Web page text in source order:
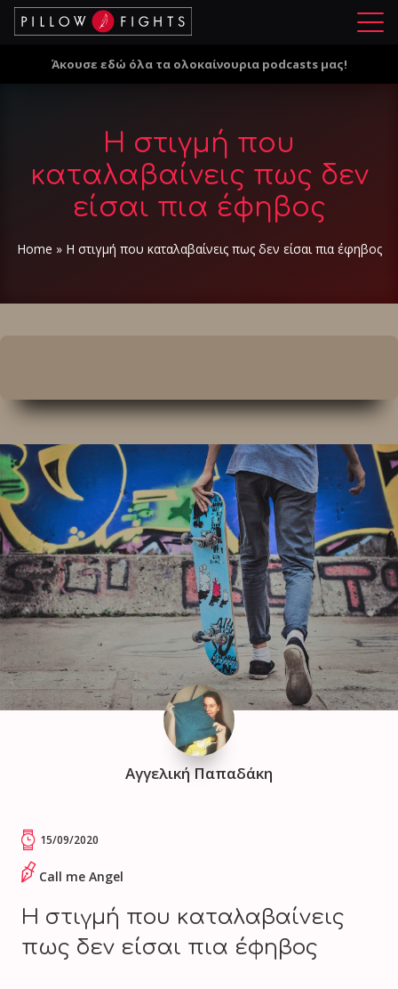
Μ
ο
Άκουσε εδώ όλα τα ολοκαίνουρια podcasts μας!
Η στιγμή που
καταλαβαίνεις πως δεν
είσαι πια έφηβος
Home » Η στιγμή που καταλαβαίνεις πως δεν είσαι πια έφηβος
Αγγελική Παπαδάκη
15/09/2020
Call me Angel
Η στιγμή που καταλαβαίνεις
πως δεν είσαι πια έφηβος